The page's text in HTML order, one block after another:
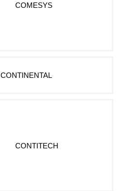
COMESYS
CONTINENTAL
CONTITECH